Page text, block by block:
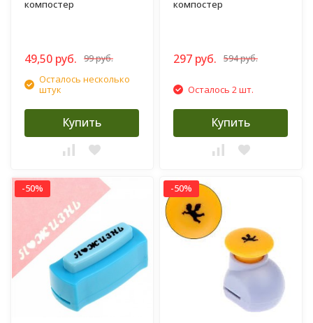
компостер
49,50 руб. 99 руб.
Осталось несколько
штук
Купить
компостер
297 руб. 594 руб.
Осталось 2 шт.
Купить
-50% -50%